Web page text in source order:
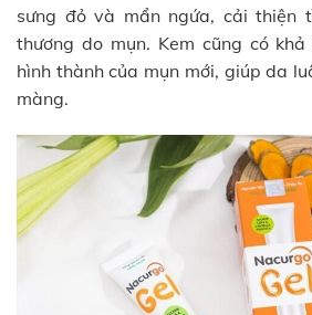
sưng đỏ và mẩn ngứa, cải thiện
thương do mụn. Kem cũng có
hình thành của mụn mới, giúp da
màng.